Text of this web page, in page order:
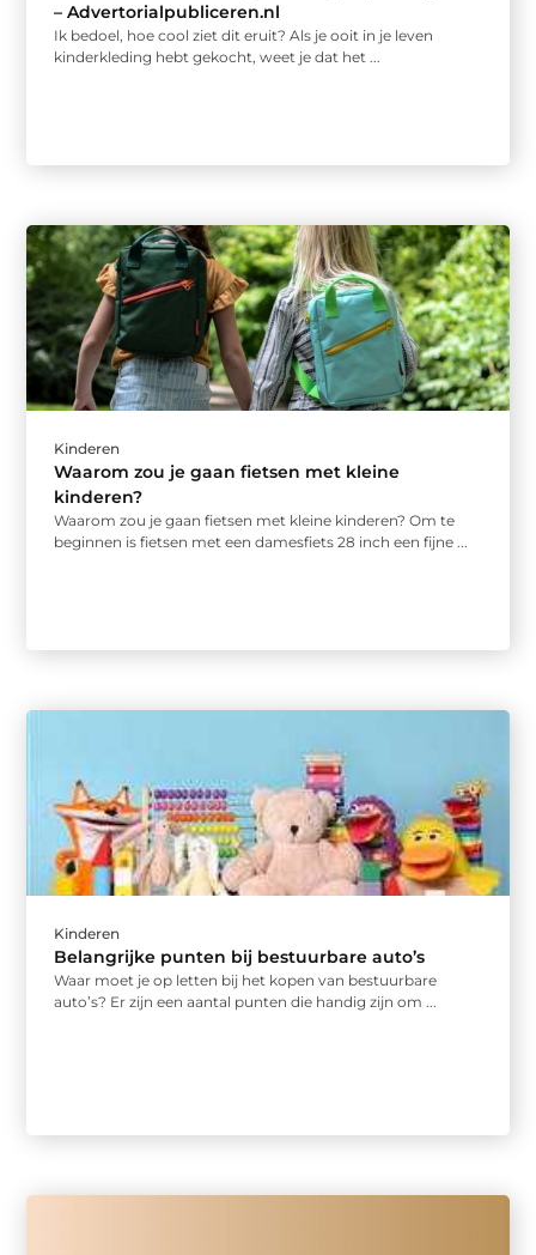
– Advertorialpubliceren.nl
Ik bedoel, hoe cool ziet dit eruit? Als je ooit in je leven
kinderkleding hebt gekocht, weet je dat het ...
Kinderen
Waarom zou je gaan fietsen met kleine
kinderen?
Waarom zou je gaan fietsen met kleine kinderen? Om te
beginnen is fietsen met een damesfiets 28 inch een fijne ...
Kinderen
Belangrijke punten bij bestuurbare auto’s
Waar moet je op letten bij het kopen van bestuurbare
auto’s? Er zijn een aantal punten die handig zijn om ...